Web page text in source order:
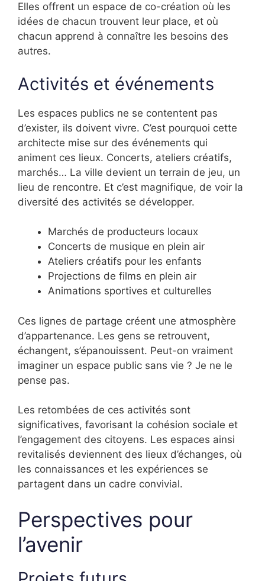
Elles offrent un espace de co-création où les
idées de chacun trouvent leur place, et où
chacun apprend à connaître les besoins des
autres.
Activités et événements
Les espaces publics ne se contentent pas
d’exister, ils doivent vivre. C’est pourquoi cette
architecte mise sur des événements qui
animent ces lieux. Concerts, ateliers créatifs,
marchés… La ville devient un terrain de jeu, un
lieu de rencontre. Et c’est magnifique, de voir la
diversité des activités se développer.
Marchés de producteurs locaux
Concerts de musique en plein air
Ateliers créatifs pour les enfants
Projections de films en plein air
Animations sportives et culturelles
Ces lignes de partage créent une atmosphère
d’appartenance. Les gens se retrouvent,
échangent, s’épanouissent. Peut-on vraiment
imaginer un espace public sans vie ? Je ne le
pense pas.
Les retombées de ces activités sont
significatives, favorisant la cohésion sociale et
l’engagement des citoyens. Les espaces ainsi
revitalisés deviennent des lieux d’échanges, où
les connaissances et les expériences se
partagent dans un cadre convivial.
Perspectives pour
l’avenir